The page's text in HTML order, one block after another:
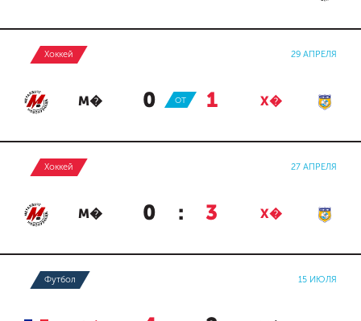
Хоккей 29 АПРЕЛЯ
М� 0 : 1 Х�
ОТ
Хоккей 27 АПРЕЛЯ
М� 0 : 3 Х�
Футбол 15 ИЮЛЯ